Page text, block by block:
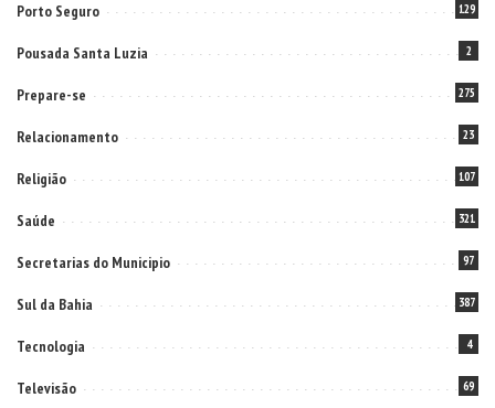
Porto Seguro 129
Pousada Santa Luzia 2
Prepare-se 275
Relacionamento 23
Religião 107
Saúde 321
Secretarias do Municipio 97
Sul da Bahia 387
Tecnologia 4
Televisão 69